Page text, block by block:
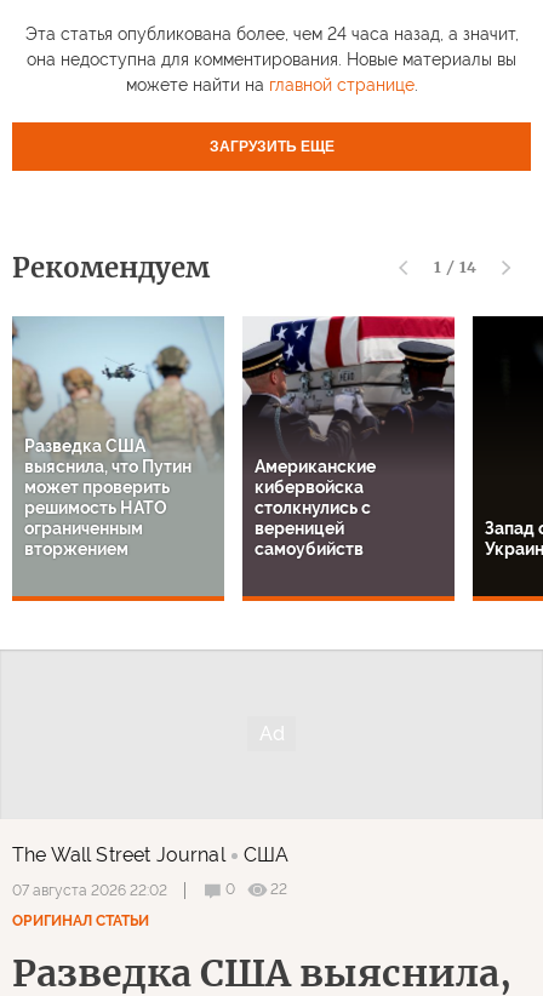
Эта статья опубликована более, чем 24 часа назад, а значит,
она недоступна для комментирования. Новые материалы вы
можете найти на главной странице.
ЗАГРУЗИТЬ ЕЩЕ
Рекомендуем 1 / 14
Разведка США
выяснила, что Путин
может проверить
решимость НАТО
ограниченным
вторжением
Американские
кибервойска
столкнулись с
вереницей
самоубийств
Запад
The Wall Street Journal США
07 августа 2026 22:02 0
22
ОРИГИНАЛ СТАТЬИ
Разведка США выяснила,